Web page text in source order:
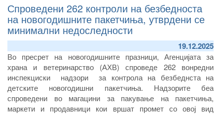
Спроведени 262 контроли на безбедноста
на новогодишните пакетчиња, утврдени се
минимални недоследности
19.12.2025
Во пресрет на новогодишните празници, Агенцијата за
храна и ветеринарство (АХВ) спроведе 262 вонредни
инспекциски надзори за контрола на безбеднста на
детските новогодишни пакетчиња. Надзорите беа
спроведени во магацини за пакување на пакетчиња,
маркети и продавници кои вршат промет со овој вид